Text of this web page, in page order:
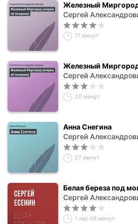
Железный
Сергей
17 минут
Железный
Сергей
20 минут
Анна Снегина
Сергей
27 минут
Белая береза под
Сергей
1 час 48 минут